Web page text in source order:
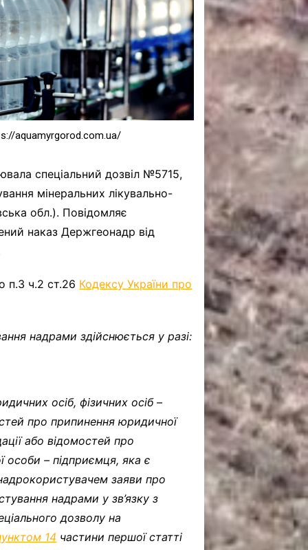
САНКЦІЙНІ НАДРА
БЛОГИ
TECHNO
CRITICAL MINERALS
НАДРА ІНШИХ
ПРО ПРОЕКТ
aquamyrgorod.com.ua/
спеціальний дозвіл №5715,
мінеральних лікувально-
обл.). Повідомляє
наказ Держгеонадр від
п.3 ч.2 ст.26 Кодексу України про
надрами здійснюється у разі:
осіб, фізичних осіб –
про припинення юридичної
або відомостей про
особи – підприємця, яка є
заяви про
надрами у зв’язку з
дозволу на
14 частини першої статті